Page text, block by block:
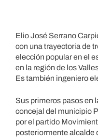
Elio José Serrano
con una trayectoria de
elección popular en el
en la región de los
Es también ingeniero
Sus primeros pasos en
concejal del municipio
por el partido
posteriormente alcalde